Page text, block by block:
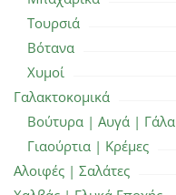
Τουρσιά
Βότανα
Χυμοί
Γαλακτοκομικά
Βούτυρα | Αυγά | Γάλα
Γιαούρτια | Κρέμες
Αλοιφές | Σαλάτες